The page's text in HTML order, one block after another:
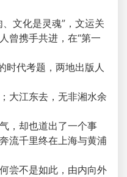
文化是灵魂”，文运关
曾携手共进，在“第一
代考题，两地出版人
江东去，无非湘水余
却也道出了一个事
流千里终在上海与黄浦
不是如此，由内向外